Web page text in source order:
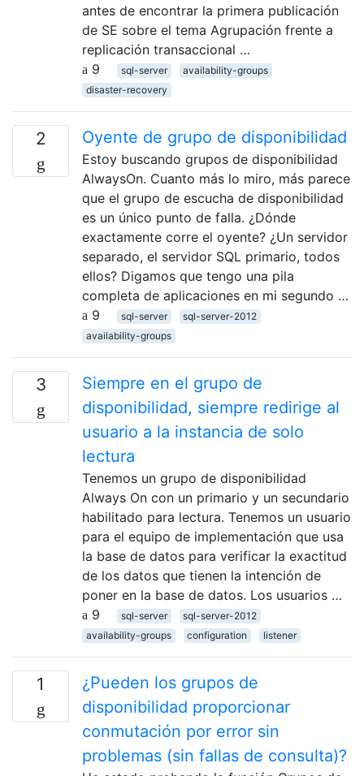
antes de encontrar la primera publicación
de SE sobre el tema Agrupación frente a
replicación transaccional …
9
sql-server
availability-groups
disaster-recovery
2 Oyente de grupo de disponibilidad
Estoy buscando grupos de disponibilidad
AlwaysOn. Cuanto más lo miro, más parece
que el grupo de escucha de disponibilidad
es un único punto de falla. ¿Dónde
exactamente corre el oyente? ¿Un servidor
separado, el servidor SQL primario, todos
ellos? Digamos que tengo una pila
completa de aplicaciones en mi segundo …
9
sql-server
sql-server-2012
availability-groups
3
Siempre en el grupo de
disponibilidad, siempre redirige al
usuario a la instancia de solo
lectura
Tenemos un grupo de disponibilidad
Always On con un primario y un secundario
habilitado para lectura. Tenemos un usuario
para el equipo de implementación que usa
la base de datos para verificar la exactitud
de los datos que tienen la intención de
poner en la base de datos. Los usuarios …
9
sql-server
sql-server-2012
availability-groups
configuration listener
1
¿Pueden los grupos de
disponibilidad proporcionar
conmutación por error sin
problemas (sin fallas de consulta)?